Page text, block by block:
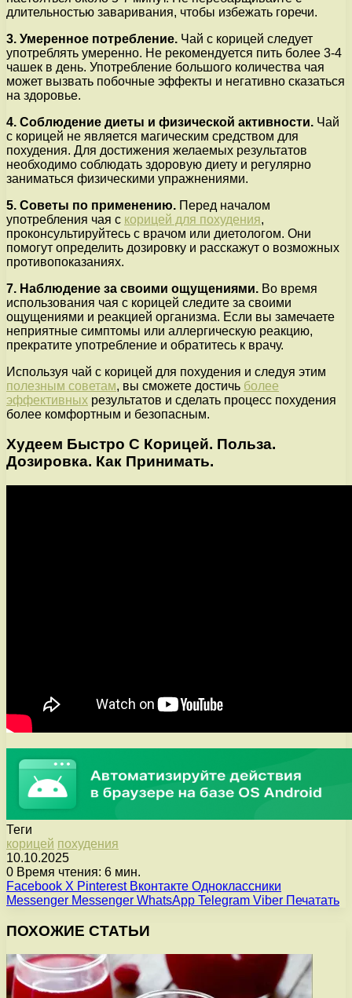
длительностью заваривания, чтобы избежать горечи.
3. Умеренное потребление. Чай с корицей следует
употреблять умеренно. Не рекомендуется пить более 3-4
чашек в день. Употребление большого количества чая
может вызвать побочные эффекты и негативно сказаться
на здоровье.
4. Соблюдение диеты и физической активности. Чай
с корицей не является магическим средством для
похудения. Для достижения желаемых результатов
необходимо соблюдать здоровую диету и регулярно
заниматься физическими упражнениями.
5. Советы по применению. Перед началом
употребления чая с корицей для похудения,
проконсультируйтесь с врачом или диетологом. Они
помогут определить дозировку и расскажут о возможных
противопоказаниях.
7. Наблюдение за своими ощущениями. Во время
использования чая с корицей следите за своими
ощущениями и реакцией организма. Если вы замечаете
неприятные симптомы или аллергическую реакцию,
прекратите употребление и обратитесь к врачу.
Используя чай с корицей для похудения и следуя этим
полезным советам, вы сможете достичь более
эффективных результатов и сделать процесс похудения
более комфортным и безопасным.
Худеем Быстро С Корицей. Польза.
Дозировка. Как Принимать.
Теги
корицей похудения
10.10.2025
0 Время чтения: 6 мин.
Facebook X Pinterest Вконтакте Одноклассники
Messenger Messenger WhatsApp Telegram Viber Печатать
ПОХОЖИЕ СТАТЬИ